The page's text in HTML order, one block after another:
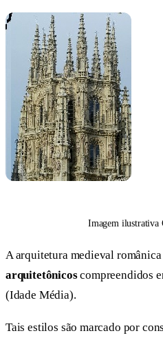
Imagem ilustrativa
A arquitetura medieval
arquitetônicoscompreendidos
(Idade Média).
Tais estilos são marcado por